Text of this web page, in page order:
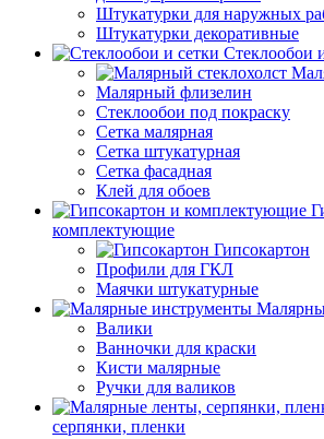
Штукатурки для наружных
Штукатурки декоративные
Стеклообои
Малярный флизелин
Стеклообои под покраску
Сетка малярная
Сетка штукатурная
Сетка фасадная
Клей для обоев
комплектующие
Гипсокартон
Профили для ГКЛ
Маячки штукатурные
Валики
Ванночки для краски
Кисти малярные
Ручки для валиков
серпянки, пленки